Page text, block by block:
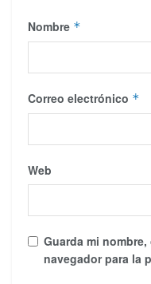
Nombre *
Correo electrónico *
Web
Guarda mi
navegador para la